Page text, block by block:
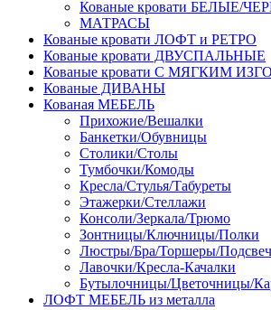
Кованые кровати БЕЛЫЕ/
МАТРАСЫ
Кованые кровати ЛОФТ и РЕТРО
Кованые кровати ДВУСПАЛЬНЫЕ
Кованые кровати С МЯГКИМ
Кованые ДИВАНЫ
Кованая МЕБЕЛЬ
Прихожие/Вешалки
Банкетки/Обувницы
Столики/Столы
Тумбочки/Комоды
Кресла/Стулья/Табуреты
Этажерки/Стеллажи
Консоли/Зеркала/Трюмо
Зонтницы/Ключницы/Полки
Люстры/Бра/Торшеры/
Лавочки/Кресла-Качалки
Бутылочницы/Цветочницы/
ЛОФТ МЕБЕЛЬ из металла